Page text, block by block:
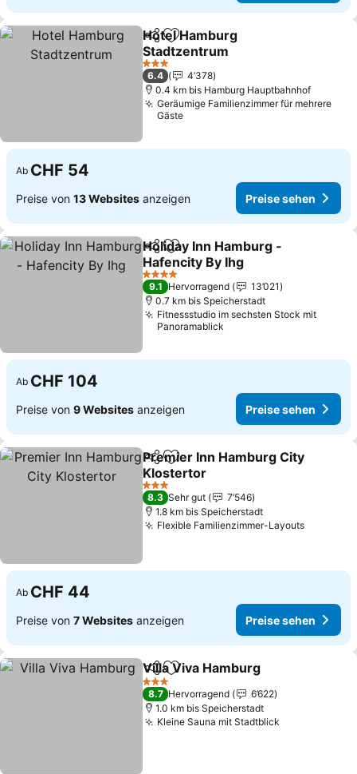
TeilenZu Favoriten hinzufügen
Hotel Hamburg
Stadtzentrum
3 Sterne
6.4
4’378
0.4 km bis Hamburg Hauptbahnhof
Geräumige Familienzimmer für mehrere
Gäste
Ab CHF 54
Preise von 13 Websites anzeigen Preise sehen
TeilenZu Favoriten hinzufügen
Holiday Inn Hamburg -
Hafencity By Ihg
4 Sterne
9.1 Hervorragend
13’021
0.7 km bis Speicherstadt
Fitnessstudio im sechsten Stock mit
Panoramablick
Ab CHF 104
Preise von 9 Websites anzeigen Preise sehen
TeilenZu Favoriten hinzufügen
Premier Inn Hamburg City
Klostertor
3 Sterne
8.3 Sehr gut
7’546
1.8 km bis Speicherstadt
Flexible Familienzimmer-Layouts
Ab CHF 44
Preise von 7 Websites anzeigen Preise sehen
TeilenZu Favoriten hinzufügen
Villa Viva Hamburg
3 Sterne
8.7 Hervorragend
6’622
1.0 km bis Speicherstadt
Kleine Sauna mit Stadtblick